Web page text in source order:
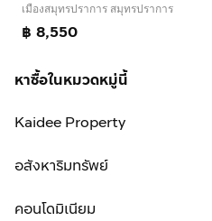
เมืองสมุทรปราการ สมุทรปราการ
฿ 8,550
หาซื้อในหมวดหมู่นี้
Kaidee Property
อสังหาริมทรัพย์
คอนโดมิเนียม